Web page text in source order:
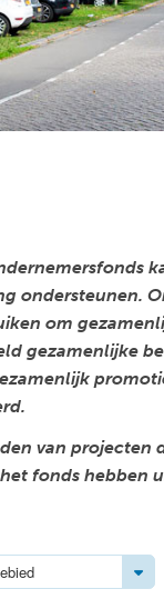
ondersteunen.
om
gezamenlijke
van projecten
fonds hebben